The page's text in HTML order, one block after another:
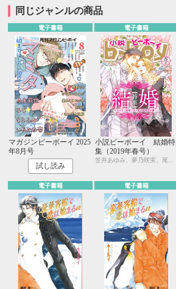
同じジャンルの商品
電子書籍
マガジンビーボーイ 2025
年8月号
試し読み
電子書籍
小説ビーボーイ 結婚特
集（2019年春号）
笠井あゆみ、夢乃咲実、尾賀トモ、広瀬たみ、古藤嗣己、松梶もとや、駒城ミチヲ、水壬楓子、しおべり由生、遠野春日、円陣闇丸、noel、周防佑未、小高テルヨ、むにお
電子書籍 電子書籍